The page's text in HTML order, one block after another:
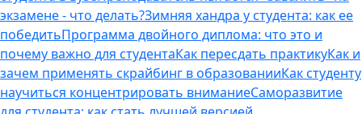
экзамене - что делать?Зимняя хандра у студента: как ее
победитьПрограмма двойного диплома: что это и
почему важно для студентаКак пересдать практикуКак и
зачем применять скрайбинг в образованииКак студенту
научиться концентрировать вниманиеСаморазвитие